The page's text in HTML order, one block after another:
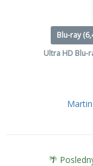
Blu-ray
Ultra HD Blu-
🌴